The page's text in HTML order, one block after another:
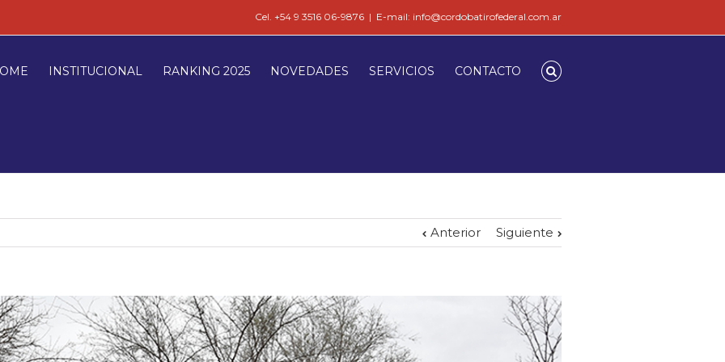
Cel. +54 9 3516 06-9876 | E-mail: info@cordobatirofederal.com.ar
INSTITUCIONAL RANKING 2025 NOVEDADES SERVICIOS CONTACTO
Anterior Siguiente